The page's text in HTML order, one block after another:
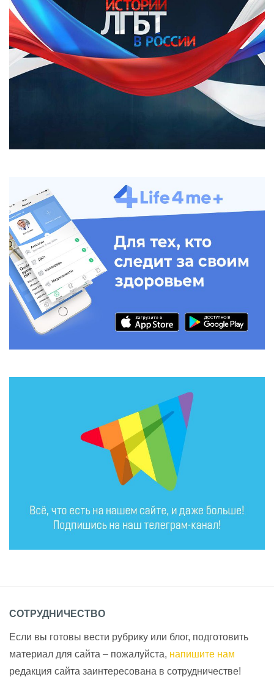
СОТРУДНИЧЕСТВО
Если вы готовы вести рубрику или блог, подготовить
материал для сайта – пожалуйста, напишите нам
редакция сайта заинтересована в сотрудничестве!